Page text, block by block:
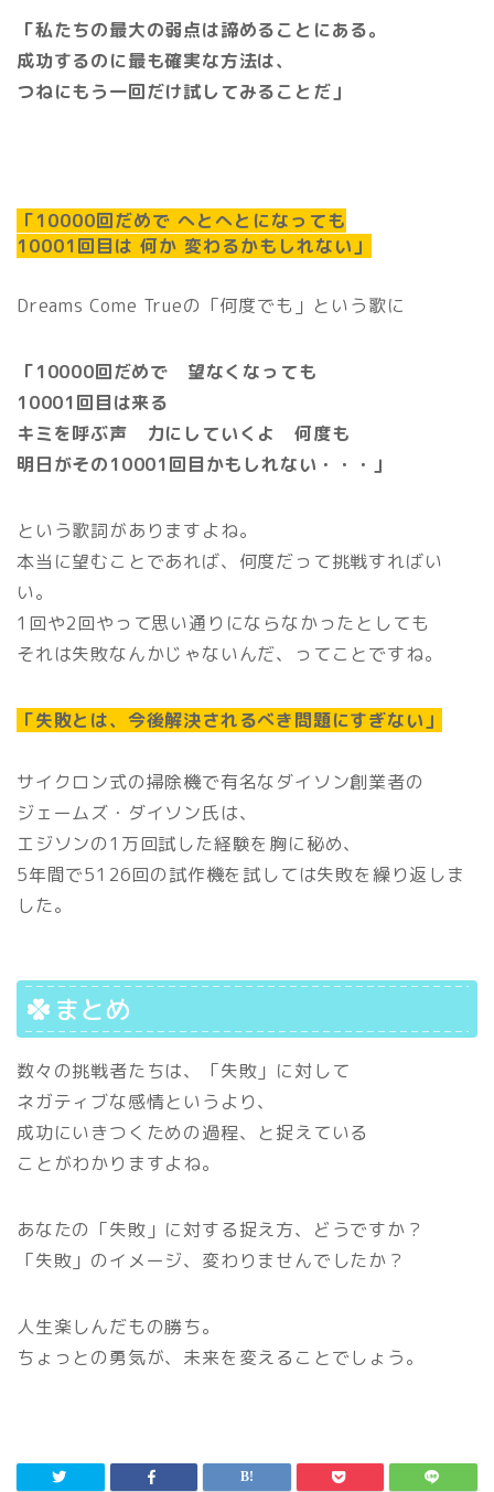
「私たちの最大の弱点は諦めることにある。
成功するのに最も確実な方法は、
つねにもう一回だけ試してみることだ」
「10000回だめで へとへとになっても
10001回目は 何か 変わるかもしれない」
Dreams Come Trueの「何度でも」という歌に
「10000回だめで 望なくなっても
10001回目は来る
キミを呼ぶ声 力にしていくよ 何度も
明日がその10001回目かもしれない・・・」
という歌詞がありますよね。
本当に望むことであれば、何度だって挑戦すればい
い。
1回や2回やって思い通りにならなかったとしても
それは失敗なんかじゃないんだ、ってことですね。
「失敗とは、今後解決されるべき問題にすぎない」
サイクロン式の掃除機で有名なダイソン創業者の
ジェームズ・ダイソン氏は、
エジソンの1万回試した経験を胸に秘め、
5年間で5126回の試作機を試しては失敗を繰り返しま
した。
まとめ
数々の挑戦者たちは、「失敗」に対して
ネガティブな感情というより、
成功にいきつくための過程、と捉えている
ことがわかりますよね。
あなたの「失敗」に対する捉え方、どうですか？
「失敗」のイメージ、変わりませんでしたか？
人生楽しんだもの勝ち。
ちょっとの勇気が、未来を変えることでしょう。